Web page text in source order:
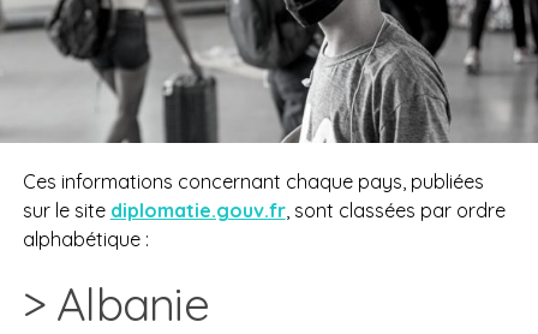
Ces informations concernant chaque pays, publiées
sur le site diplomatie.gouv.fr, sont classées par ordre
alphabétique :
> Albanie